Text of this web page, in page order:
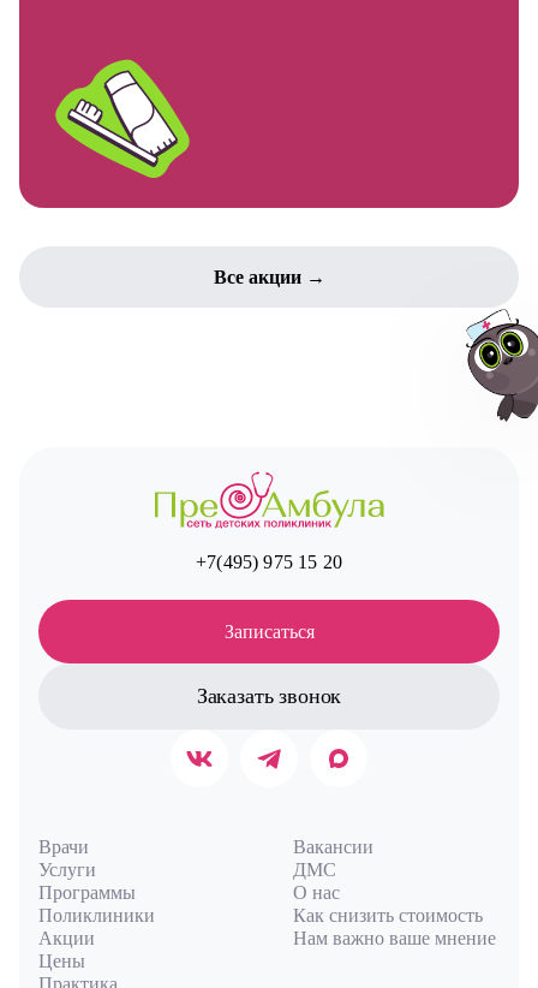
Все акции →
+7(495) 975 15 20
Записаться
Заказать звонок
Врачи
Услуги
Программы
Поликлиники
Акции
Цены
Вакансии
ДМС
О нас
Как снизить стоимость
Нам важно ваше мнение